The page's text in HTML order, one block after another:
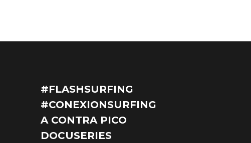
#FLASHSURFING
#CONEXIONSURFING
A CONTRA PICO
DOCUSERIES